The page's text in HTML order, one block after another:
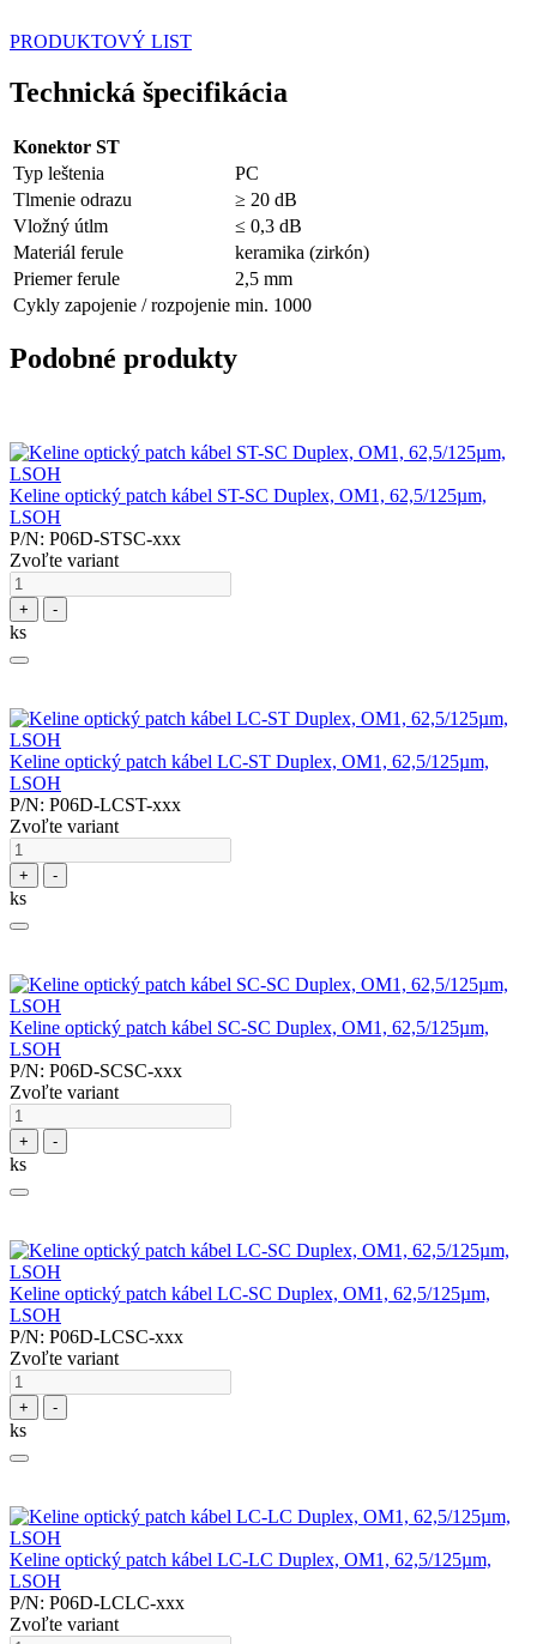
PRODUKTOVÝ LIST
Technická špecifikácia
Konektor ST
Typ leštenia
PC
Tlmenie odrazu
≥ 20 dB
Vložný útlm
≤ 0,3 dB
Materiál ferule
keramika (zirkón)
Priemer ferule
2,5 mm
Cykly zapojenie / rozpojenie min. 1000
Podobné produkty
Keline optický patch kábel ST-SC Duplex, OM1, 62,5/125µm,
LSOH
P/N: P06D-STSC-xxx
Zvoľte variant
+ -
ks
Keline optický patch kábel LC-ST Duplex, OM1, 62,5/125µm,
LSOH
P/N: P06D-LCST-xxx
Zvoľte variant
+ -
ks
Keline optický patch kábel SC-SC Duplex, OM1, 62,5/125µm,
LSOH
P/N: P06D-SCSC-xxx
Zvoľte variant
+ -
ks
Keline optický patch kábel LC-SC Duplex, OM1, 62,5/125µm,
LSOH
P/N: P06D-LCSC-xxx
Zvoľte variant
+ -
ks
Keline optický patch kábel LC-LC Duplex, OM1, 62,5/125µm,
LSOH
P/N: P06D-LCLC-xxx
Zvoľte variant